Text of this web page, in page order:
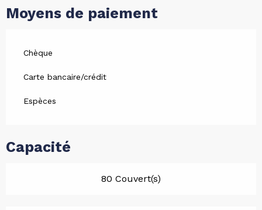
Moyens de paiement
Chèque
Carte bancaire/crédit
Espèces
Capacité
80 Couvert(s)